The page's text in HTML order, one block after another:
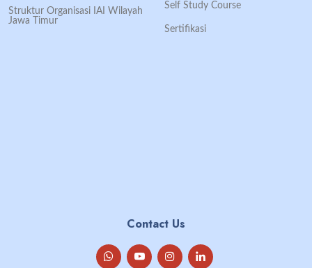
Struktur Organisasi IAI Wilayah
Jawa Timur
Self Study Course
Sertifikasi
Contact Us